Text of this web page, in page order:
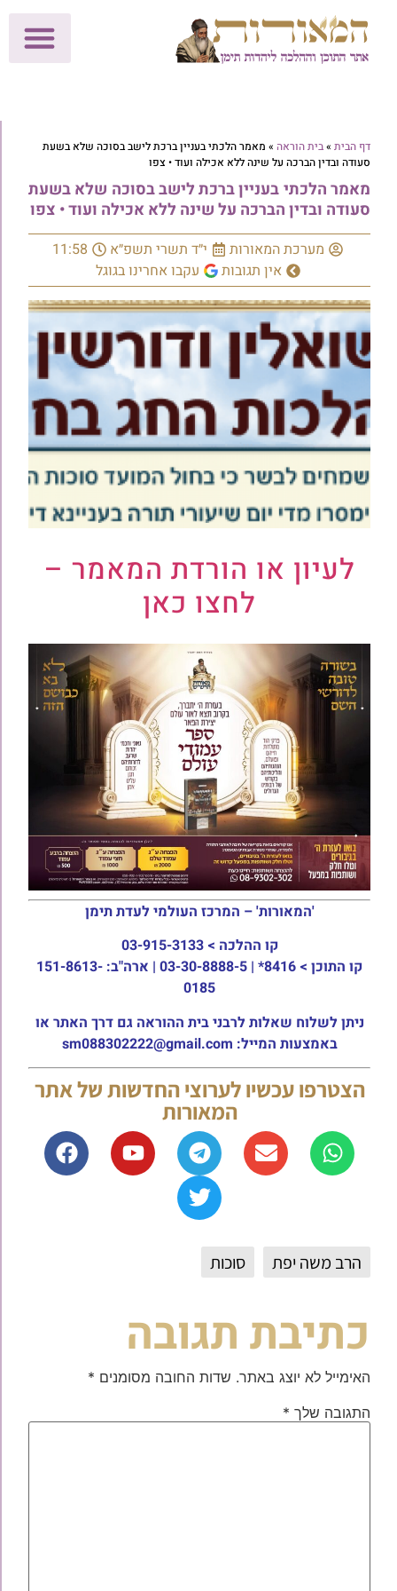
דף הבית »בית הוראה » מאמר הלכתי בעניין ברכת לישב בסוכה שלא בשעת
סעודה ובדין הברכה על שינה ללא אכילה ועוד • צפו
מאמר הלכתי בעניין ברכת לישב בסוכה שלא בשעת
סעודה ובדין הברכה על שינה ללא אכילה ועוד • צפו
מערכת המאורות י״ד תשרי תשפ״א
11:58
אין תגובות
עקבו אחרינו בגוגל
לעיון או הורדת המאמר –
לחצו כאן
'המאורות' – המרכז העולמי לעדת תימן
קו ההלכה > 03-915-3133
קו התוכן >
8416* | 03-30-8888-5 | ארה"ב: 151-8613-
0185
ניתן לשלוח שאלות לרבני בית ההוראה גם דרך האתר או
באמצעות המייל: sm088302222@gmail.com
הצטרפו עכשיו לערוצי החדשות של אתר
המאורות
הרב משה יפת סוכות
כתיבת תגובה
האימייל לא יוצג באתר. שדות החובה מסומנים *
התגובה שלך *